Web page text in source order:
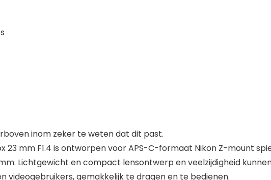
inom zeker te weten dat dit past.
23 mm F1.4 is ontworpen voor APS-C-formaat Nikon Z-mount
Lichtgewicht en compact lensontwerp en veelzijdigheid
videogebruikers, gemakkelijk te dragen en te bedienen.